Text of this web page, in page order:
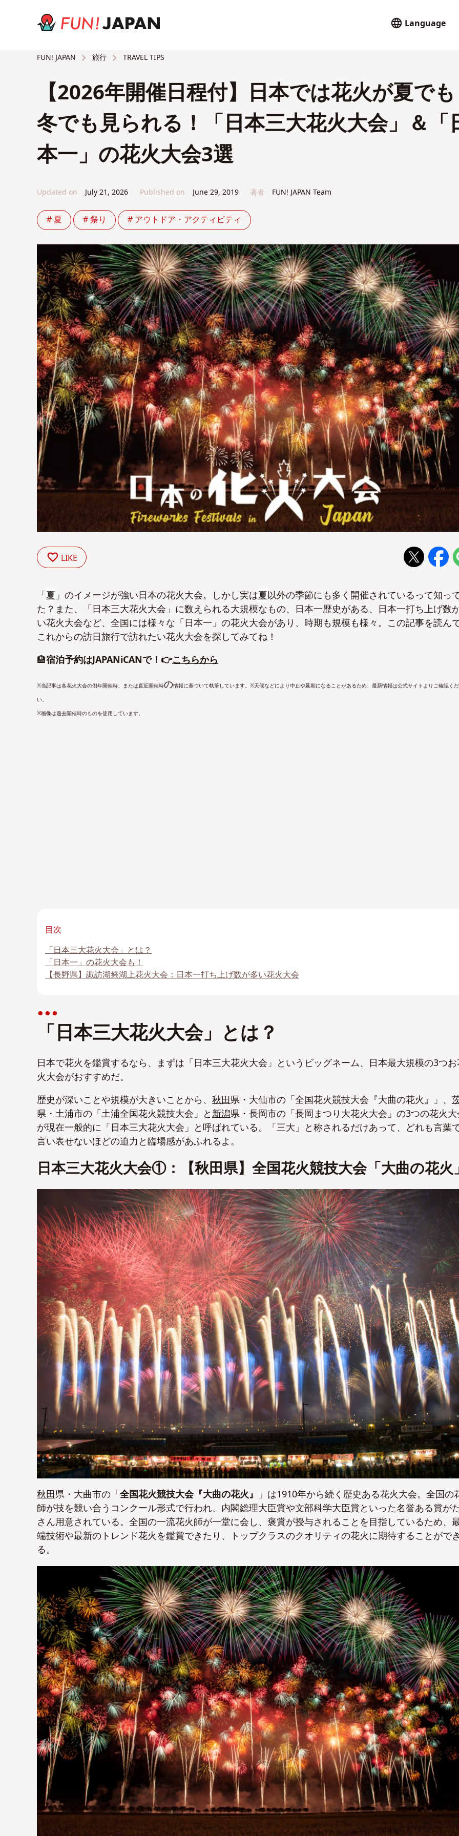
Language
FUN! JAPAN 旅行 TRAVEL TIPS
【2026年開催日程付】日本では花火が夏でも
冬でも見られる！「日本三大花火大会」＆「
本一」の花火大会3選
Updated on July 21, 2026 Published on June 29, 2019 著者 FUN! JAPAN Team
# 夏 # 祭り # アウトドア・アクティビティ
LIKE
「夏」のイメージが強い日本の花火大会。しかし実は夏以外の季節にも多く開催されているって知っ
た？また、「日本三大花火大会」に数えられる大規模なもの、日本一歴史がある、日本一打ち上げ数
い花火大会など、全国には様々な「日本一」の花火大会があり、時期も規模も様々。この記事を読んで
これからの訪日旅行で訪れたい花火大会を探してみてね！
🏨宿泊予約はJAPANiCANで！👉こちらから
※当記事は各花火大会の例年開催時、または直近開催時の情報に基づいて執筆しています。 ※天候などにより中止や延期になることがあるため、最新情報は公式サイトよりご確認く
い。
※画像は過去開催時のものを使用しています。
目次
「日本三大花火大会」とは？
「日本一」の花火大会も！
【長野県】諏訪湖祭湖上花火大会：日本一打ち上げ数が多い花火大会
「日本三大花火大会」とは？
日本で花火を鑑賞するなら、まずは「日本三大花火大会」というビッグネーム、日本最大規模の3つ
火大会がおすすめだ。
歴史が深いことや規模が大きいことから、 秋田県・大仙市の「全国花火競技大会『大曲の花火』」、
県・土浦市の「土浦全国花火競技大会」と新潟県・長岡市の「長岡まつり大花火大会」の3つの花火大
が現在一般的に「日本三大花火大会」と呼ばれている。「三大」と称されるだけあって、どれも言葉
言い表せないほどの迫力と臨場感があふれるよ。
日本三大花火大会①：【秋田県】全国花火競技大会「大曲の花火
秋田県・大曲市の「全国花火競技大会『大曲の花火』 」は1910年から続く歴史ある花火大会。全国の
師が技を競い合うコンクール形式で行われ、内閣総理大臣賞や文部科学大臣賞といった名誉ある賞が
さん用意されている。全国の一流花火師が一堂に会し、褒賞が授与されることを目指しているため、
端技術や最新のトレンド花火を鑑賞できたり、トップクラスのクオリティの花火に期待することができ
る。
No
No